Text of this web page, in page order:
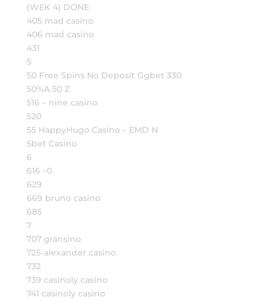
(WEK 4) DONE
405 mad casino
406 mad casino
431
5
50 Free Spins No Deposit Ggbet 330
50%A 50 Z
516 – nine casino
520
55 HappyHugo Casino – EMD N
5bet Casino
6
616 –0
629
669 bruno casino
685
7
707 gransino
725-alexander casino
732
739 casinoly casino
741 casinoly casino